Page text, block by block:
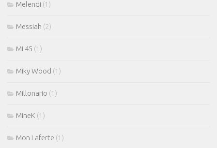
Melendi (1)
Messiah (2)
Mi 45 (1)
Miky Wood (1)
Millonario (1)
MineK (1)
Mon Laferte (1)